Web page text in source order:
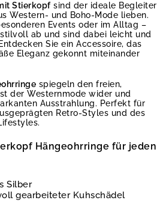
Stierkopfsind der ideale Begleiter
Western- und Boho-Mode lieben.
Events oder im Alltag –
ab und sind dabei leicht und
Sie ein Accessoire, das
Eleganz gekonnt miteinander
spiegeln den freien,
der Westernmode wider und
Ausstrahlung. Perfekt für
Retro-Styles und des
Hängeohrringe für jeden
Silber
gearbeiteter Kuhschädel